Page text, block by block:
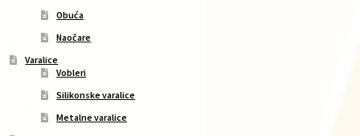
Obuća
Naočare
Varalice
Vobleri
Silikonske varalice
Metalne varalice